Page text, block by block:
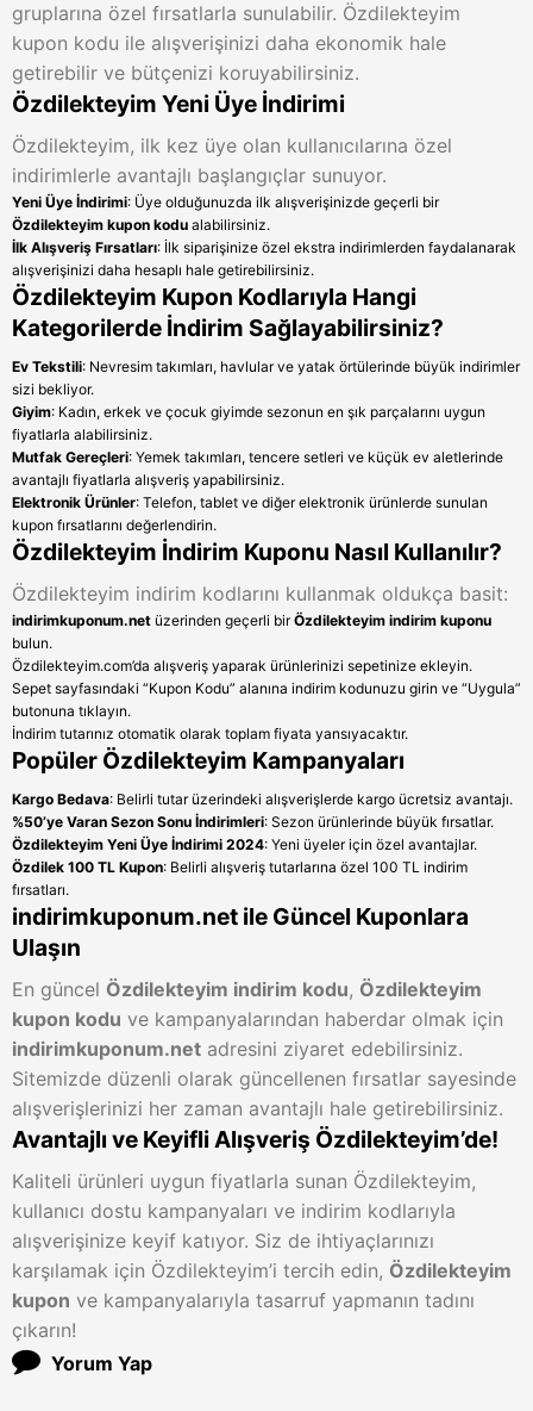
gruplarına özel fırsatlarla sunulabilir. Özdilekteyim
kupon kodu ile alışverişinizi daha ekonomik hale
getirebilir ve bütçenizi koruyabilirsiniz.
Özdilekteyim Yeni Üye İndirimi
Özdilekteyim, ilk kez üye olan kullanıcılarına özel
indirimlerle avantajlı başlangıçlar sunuyor.
Yeni Üye İndirimi: Üye olduğunuzda ilk alışverişinizde geçerli bir
Özdilekteyim kupon kodu alabilirsiniz.
İlk Alışveriş Fırsatları: İlk siparişinize özel ekstra indirimlerden faydalanarak
alışverişinizi daha hesaplı hale getirebilirsiniz.
Özdilekteyim Kupon Kodlarıyla Hangi
Kategorilerde İndirim Sağlayabilirsiniz?
Ev Tekstili: Nevresim takımları, havlular ve yatak örtülerinde büyük indirimler
sizi bekliyor.
Giyim: Kadın, erkek ve çocuk giyimde sezonun en şık parçalarını uygun
fiyatlarla alabilirsiniz.
Mutfak Gereçleri: Yemek takımları, tencere setleri ve küçük ev aletlerinde
avantajlı fiyatlarla alışveriş yapabilirsiniz.
Elektronik Ürünler: Telefon, tablet ve diğer elektronik ürünlerde sunulan
kupon fırsatlarını değerlendirin.
Özdilekteyim İndirim Kuponu Nasıl Kullanılır?
Özdilekteyim indirim kodlarını kullanmak oldukça basit:
indirimkuponum.net üzerinden geçerli birÖzdilekteyim indirim kuponu
bulun.
Özdilekteyim.com’da alışveriş yaparak ürünlerinizi sepetinize ekleyin.
Sepet sayfasındaki “Kupon Kodu” alanına indirim kodunuzu girin ve “Uygula”
butonuna tıklayın.
İndirim tutarınız otomatik olarak toplam fiyata yansıyacaktır.
Popüler Özdilekteyim Kampanyaları
Kargo Bedava: Belirli tutar üzerindeki alışverişlerde kargo ücretsiz avantajı.
%50’ye Varan Sezon Sonu İndirimleri: Sezon ürünlerinde büyük fırsatlar.
Özdilekteyim Yeni Üye İndirimi 2024: Yeni üyeler için özel avantajlar.
Özdilek 100 TL Kupon: Belirli alışveriş tutarlarına özel 100 TL indirim
fırsatları.
indirimkuponum.net ile Güncel Kuponlara
Ulaşın
En güncel Özdilekteyim indirim kodu, Özdilekteyim
kupon kodu ve kampanyalarından haberdar olmak için
indirimkuponum.net adresini ziyaret edebilirsiniz.
Sitemizde düzenli olarak güncellenen fırsatlar sayesinde
alışverişlerinizi her zaman avantajlı hale getirebilirsiniz.
Avantajlı ve Keyifli Alışveriş Özdilekteyim’de!
Kaliteli ürünleri uygun fiyatlarla sunan Özdilekteyim,
kullanıcı dostu kampanyaları ve indirim kodlarıyla
alışverişinize keyif katıyor. Siz de ihtiyaçlarınızı
karşılamak için Özdilekteyim’i tercih edin, Özdilekteyim
kupon ve kampanyalarıyla tasarruf yapmanın tadını
çıkarın!
Yorum Yap